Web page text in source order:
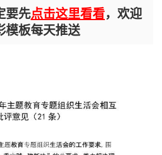
要先点击这里看看，欢迎
模板每天推送